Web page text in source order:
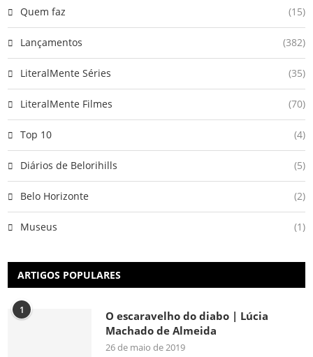
Quem faz (15)
Lançamentos (382)
LiteralMente Séries (35)
LiteralMente Filmes (70)
Top 10 (4)
Diários de Belorihills (5)
Belo Horizonte (2)
Museus (1)
ARTIGOS POPULARES
1
O escaravelho do diabo | Lúcia
Machado de Almeida
26 de maio de 2019